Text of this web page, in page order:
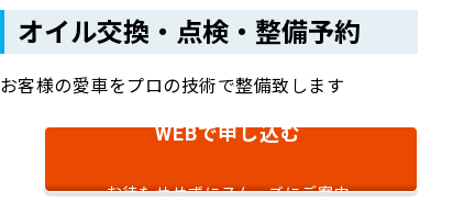
オイル交換・点検・整備予約
お客様の愛車をプロの技術で整備致します
WEBで申し込む
お待たせせずにスムーズにご案内